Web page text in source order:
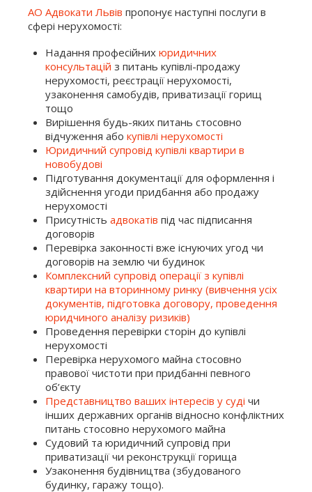
АО Адвокати Львів пропонує наступні послуги в
сфері нерухомості:
Надання професійних юридичних
консультацій з питань купівлі-продажу
нерухомості, реєстрації нерухомості,
узаконення самобудів, приватизації горищ
тощо
Вирішення будь-яких питань стосовно
відчуження або купівлі нерухомості
Юридичний супровід купівлі квартири в
новобудові
Підготування документації для оформлення і
здійснення угоди придбання або продажу
нерухомості
Присутність адвокатів під час підписання
договорів
Перевірка законності вже існуючих угод чи
договорів на землю чи будинок
Комплексний супровід операції з купівлі
квартири на вторинному ринку (вивчення усіх
документів, підготовка договору, проведення
юридчиного аналізу ризиків)
Проведення перевірки сторін до купівлі
нерухомості
Перевірка нерухомого майна стосовно
правової чистоти при придбанні певного
об’єкту
Представництво ваших інтересів у суді чи
інших державних органів відносно конфліктних
питань стосовно нерухомого майна
Судовий та юридичний супровід при
приватизації чи реконструкції горища
Узаконення будівництва (збудованого
будинку, гаражу тощо).